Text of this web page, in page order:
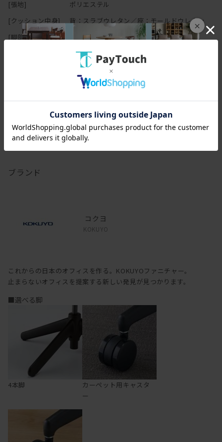
×
[張地]
ポリエステル
[クッション中身]
背：スラブウレタン／座：モールドウレタン
[脚部]
強化ナイロン
背板：ポリプロピレン
ガス圧昇降式／グライディング・メカ／3Dポス
チャーサポートシート／グライディング固定機
能なし
張地選択可
昇降式 布 脚選択可
ブランド
コクヨ
KOKUYO
これからの日本のオフィスを作る。KOKUYOファニチャー。
止まらないオフィスを提案する新しい発見が見つかります。
■選べる脚
4本脚
カーペット用キャスタ
ー